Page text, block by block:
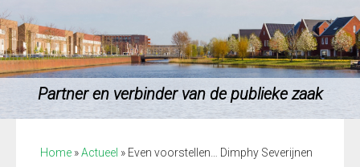
Partner en verbinder van de publieke zaak
Home »Actueel » Even voorstellen… Dimphy Severijnen